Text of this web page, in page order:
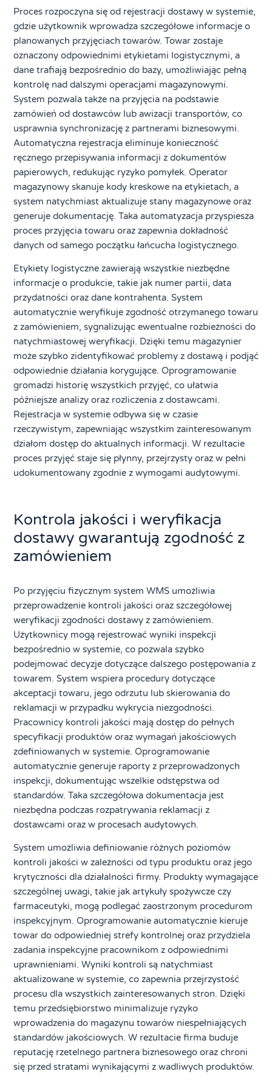
Proces rozpoczyna się od rejestracji dostawy w systemie,
gdzie użytkownik wprowadza szczegółowe informacje o
planowanych przyjęciach towarów. Towar zostaje
oznaczony odpowiednimi etykietami logistycznymi, a
dane trafiają bezpośrednio do bazy, umożliwiając pełną
kontrolę nad dalszymi operacjami magazynowymi.
System pozwala także na przyjęcia na podstawie
zamówień od dostawców lub awizacji transportów, co
usprawnia synchronizację z partnerami biznesowymi.
Automatyczna rejestracja eliminuje konieczność
ręcznego przepisywania informacji z dokumentów
papierowych, redukując ryzyko pomyłek. Operator
magazynowy skanuje kody kreskowe na etykietach, a
system natychmiast aktualizuje stany magazynowe oraz
generuje dokumentację. Taka automatyzacja przyspiesza
proces przyjęcia towaru oraz zapewnia dokładność
danych od samego początku łańcucha logistycznego.
Etykiety logistyczne zawierają wszystkie niezbędne
informacje o produkcie, takie jak numer partii, data
przydatności oraz dane kontrahenta. System
automatycznie weryfikuje zgodność otrzymanego towaru
z zamówieniem, sygnalizując ewentualne rozbieżności do
natychmiastowej weryfikacji. Dzięki temu magazynier
może szybko zidentyfikować problemy z dostawą i podjąć
odpowiednie działania korygujące. Oprogramowanie
gromadzi historię wszystkich przyjęć, co ułatwia
późniejsze analizy oraz rozliczenia z dostawcami.
Rejestracja w systemie odbywa się w czasie
rzeczywistym, zapewniając wszystkim zainteresowanym
działom dostęp do aktualnych informacji. W rezultacie
proces przyjęć staje się płynny, przejrzysty oraz w pełni
udokumentowany zgodnie z wymogami audytowymi.
Kontrola jakości i weryfikacja
dostawy gwarantują zgodność z
zamówieniem
Po przyjęciu fizycznym system WMS umożliwia
przeprowadzenie kontroli jakości oraz szczegółowej
weryfikacji zgodności dostawy z zamówieniem.
Użytkownicy mogą rejestrować wyniki inspekcji
bezpośrednio w systemie, co pozwala szybko
podejmować decyzje dotyczące dalszego postępowania z
towarem. System wspiera procedury dotyczące
akceptacji towaru, jego odrzutu lub skierowania do
reklamacji w przypadku wykrycia niezgodności.
Pracownicy kontroli jakości mają dostęp do pełnych
specyfikacji produktów oraz wymagań jakościowych
zdefiniowanych w systemie. Oprogramowanie
automatycznie generuje raporty z przeprowadzonych
inspekcji, dokumentując wszelkie odstępstwa od
standardów. Taka szczegółowa dokumentacja jest
niezbędna podczas rozpatrywania reklamacji z
dostawcami oraz w procesach audytowych.
System umożliwia definiowanie różnych poziomów
kontroli jakości w zależności od typu produktu oraz jego
krytyczności dla działalności firmy. Produkty wymagające
szczególnej uwagi, takie jak artykuły spożywcze czy
farmaceutyki, mogą podlegać zaostrzonym procedurom
inspekcyjnym. Oprogramowanie automatycznie kieruje
towar do odpowiedniej strefy kontrolnej oraz przydziela
zadania inspekcyjne pracownikom z odpowiednimi
uprawnieniami. Wyniki kontroli są natychmiast
aktualizowane w systemie, co zapewnia przejrzystość
procesu dla wszystkich zainteresowanych stron. Dzięki
temu przedsiębiorstwo minimalizuje ryzyko
wprowadzenia do magazynu towarów niespełniających
standardów jakościowych. W rezultacie firma buduje
reputację rzetelnego partnera biznesowego oraz chroni
się przed stratami wynikającymi z wadliwych produktów.